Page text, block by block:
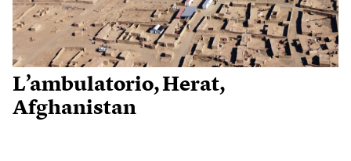
L’ambulatorio, Herat,
Afghanistan